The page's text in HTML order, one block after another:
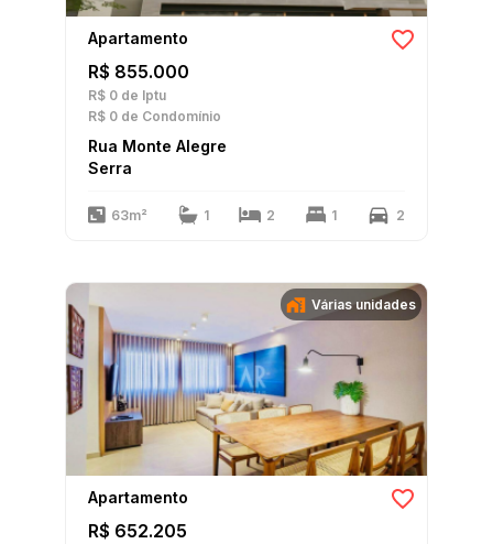
Apartamento
R$ 855.000
R$ 0 de Iptu
R$ 0 de Condomínio
Rua Monte Alegre
Serra
63m² 1 2 1 2
Várias unidades
Apartamento
R$ 652.205